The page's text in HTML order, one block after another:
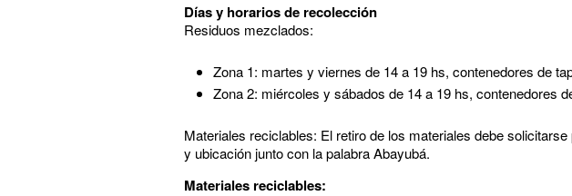
Días y horarios de recolección
Residuos mezclados:
Zona 1: martes y viernes de 14 a 19 hs, contenedores de
Zona 2: miércoles y sábados de 14 a 19 hs, contenedores
Materiales reciclables: El retiro de los materiales debe
y ubicación junto con la palabra Abayubá.
Materiales reciclables: